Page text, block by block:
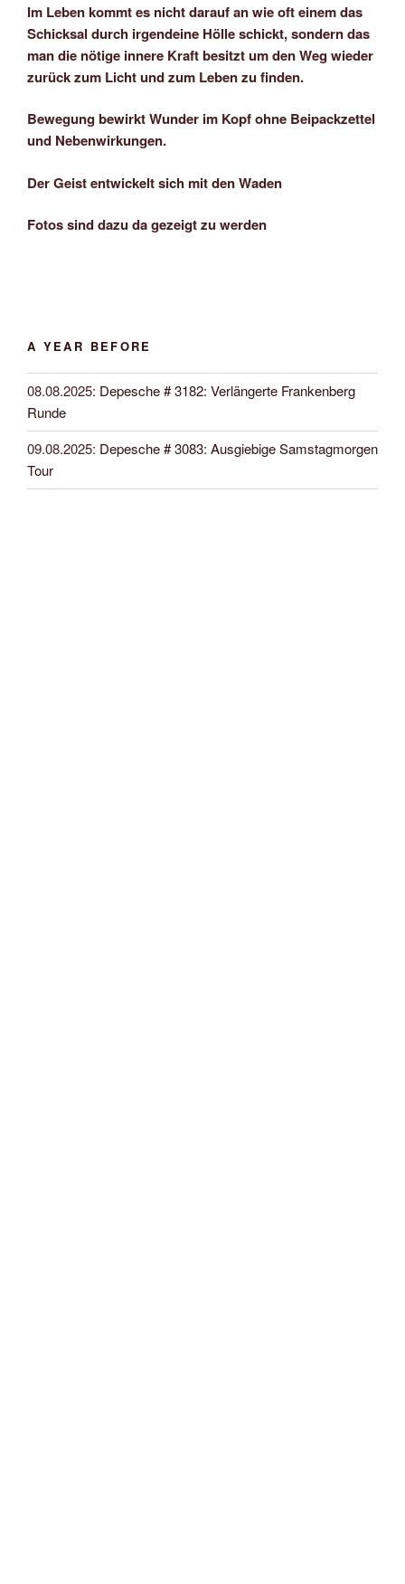
Im Leben kommt es nicht darauf an wie oft einem das
Schicksal durch irgendeine Hölle schickt, sondern das
man die nötige innere Kraft besitzt um den Weg wieder
zurück zum Licht und zum Leben zu finden.
Bewegung bewirkt Wunder im Kopf ohne Beipackzettel
und Nebenwirkungen.
Der Geist entwickelt sich mit den Waden
Fotos sind dazu da gezeigt zu werden
A YEAR BEFORE
08.08.2025: Depesche # 3182: Verlängerte Frankenberg
Runde
09.08.2025: Depesche # 3083: Ausgiebige Samstagmorgen
Tour